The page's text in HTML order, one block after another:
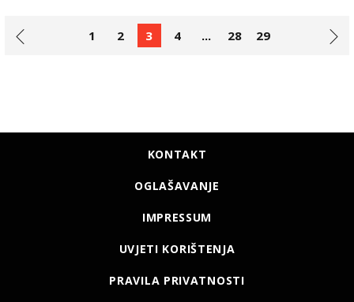
1 2 3 4 ... 28 29
KONTAKT
OGLAŠAVANJE
IMPRESSUM
UVJETI KORIŠTENJA
PRAVILA PRIVATNOSTI